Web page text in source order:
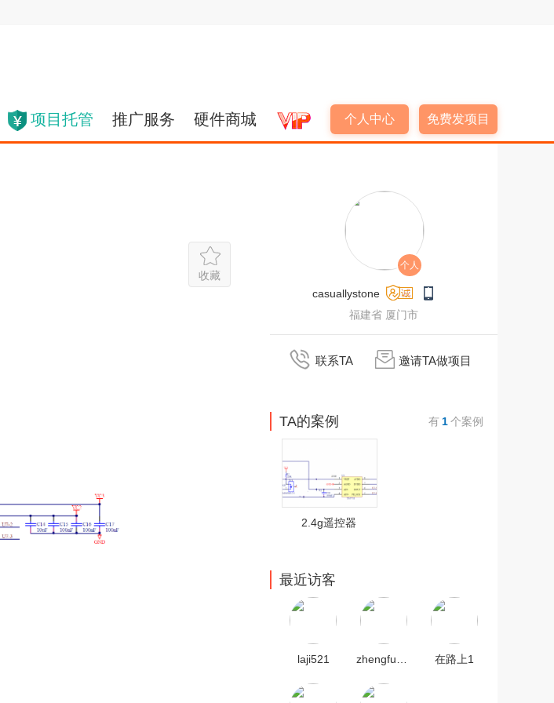
项目托管 推广服务 硬件商城 个人中心 免费发项目
收藏
个人
casuallystone
福建省 厦门市
联系TA 邀请TA做项目
TA的案例 有 1个案例
2.4g遥控器
最近访客
laji521 在路上1